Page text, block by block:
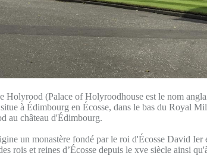
Holyrood (Palace of Holyroodhouse est le nom
à Édimbourg en Écosse, dans le bas du Royal
au château d'Édimbourg.
un monastère fondé par le roi d'Écosse David
rois et reines d’Écosse depuis le xve siècle ainsi